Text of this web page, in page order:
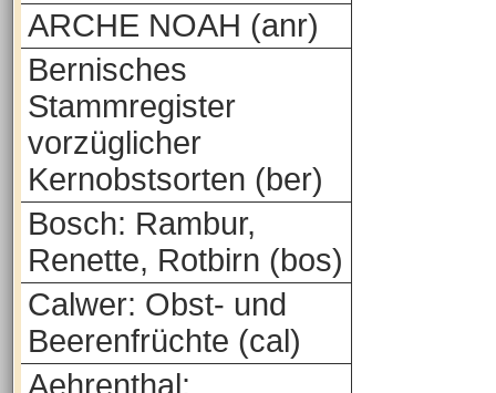
ARCHE NOAH (anr)
Bernisches
Stammregister
vorzüglicher
Kernobstsorten (ber)
Bosch: Rambur,
Renette, Rotbirn (bos)
Calwer: Obst- und
Beerenfrüchte (cal)
Aehrenthal: